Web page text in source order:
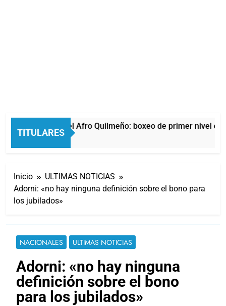
TITULARES
La noche del Afro Quilmeño: boxeo de primer nivel en
10 Horas Atrás
Inicio
ULTIMAS NOTICIAS
Adorni: «no hay ninguna definición sobre el bono para
los jubilados»
NACIONALES ULTIMAS NOTICIAS
Adorni: «no hay ninguna
definición sobre el bono
para los jubilados»